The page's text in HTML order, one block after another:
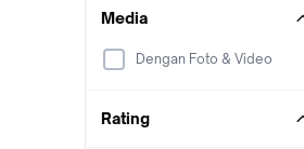
Media
Dengan Foto & Video
Rating